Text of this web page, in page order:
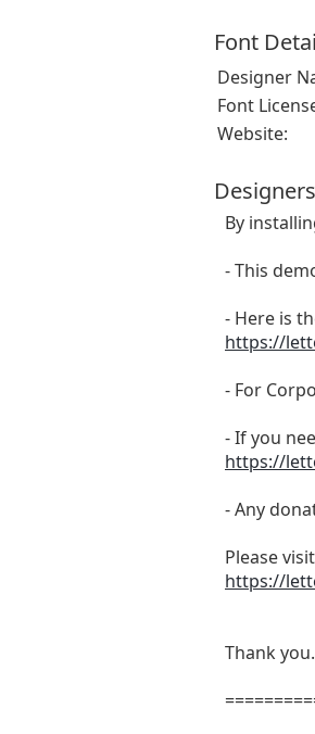
Font
Designer
Font
Website:
By
- This
- Here is
https://
- For
- If you
https://
- Any
Please
https://
Thank you.